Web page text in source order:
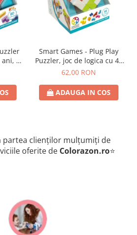
ani, lb
Smart Games - Plug Play
Puzzler, joc de logica cu 48
de provocari, 6+ ani, lb
62,00 RON
ADAUGA IN COS
partea clienților mulțumiți de
oferite de Colorazon.ro⭐